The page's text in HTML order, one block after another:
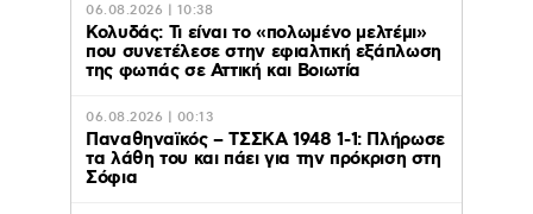
06.08.2026 | 10:38
Κολυδάς: Τι είναι το «πολωμένο μελτέμι»
που συνετέλεσε στην εφιαλτική εξάπλωση
της φωτιάς σε Αττική και Βοιωτία
06.08.2026 | 00:13
Παναθηναϊκός – ΤΣΣΚΑ 1948 1-1: Πλήρωσε
τα λάθη του και πάει για την πρόκριση στη
Σόφια